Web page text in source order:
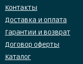
Контакты
Доставка и оплата
Гарантии и возврат
Договор оферты
Каталог